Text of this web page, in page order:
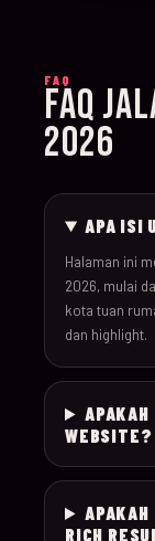
029
030
031
033
26
034
FAQ
FAQ
2026
APA ISI
Halaman ini
2026, mulai
kota tuan
dan highlight.
WEBSITE?
APAKAH
RICH